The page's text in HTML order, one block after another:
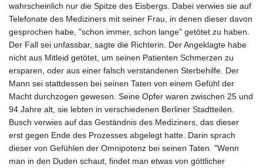
wahrscheinlich nur die Spitze des Eisbergs. Dabei verwies sie auf
Telefonate des Mediziners mit seiner Frau, in denen dieser davon
gesprochen habe, "schon immer, schon lange" getötet zu haben.
Der Fall sei unfassbar, sagte die Richterin. Der Angeklagte habe
nicht aus Mitleid getötet, um seinen Patienten Schmerzen zu
ersparen, oder aus einer falsch verstandenen Sterbehilfe. Der
Mann sei stattdessen bei seinen Taten von einem Gefühl der
Macht durchzogen gewesen. Seine Opfer waren zwischen 25 und
94 Jahre alt, sie lebten in verschiedenen Berliner Stadtteilen.
Busch verwies auf das Geständnis des Mediziners, das dieser
erst gegen Ende des Prozesses abgelegt hatte. Darin sprach
dieser von Gefühlen der Omnipotenz bei seinen Taten. "Wenn
man in den Duden schaut, findet man etwas von göttlicher